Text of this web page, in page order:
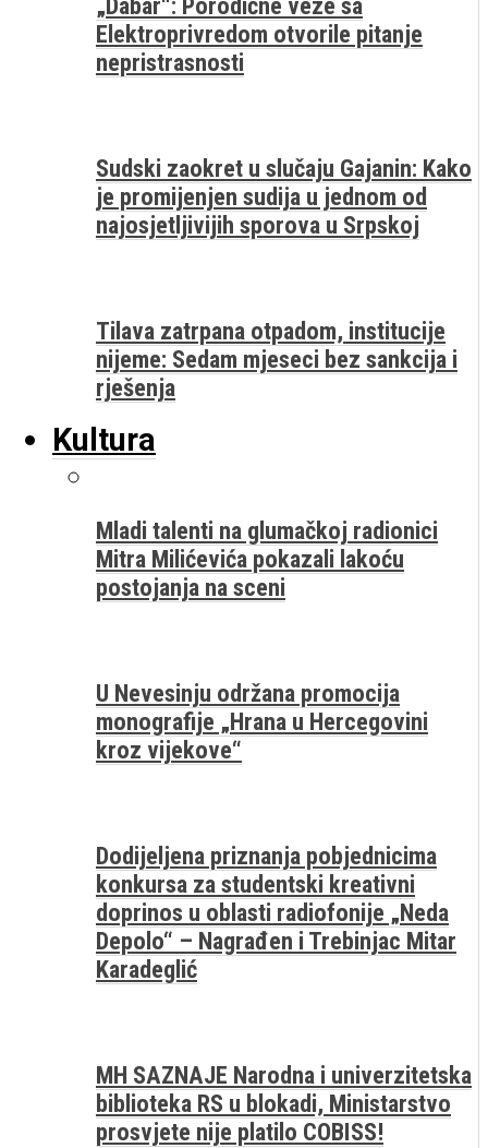
Elektroprivredom otvorile pitanje
nepristrasnosti
Sudski zaokret u slučaju Gajanin: Kako
je promijenjen sudija u jednom od
najosjetljivijih sporova u Srpskoj
Tilava zatrpana otpadom, institucije
nijeme: Sedam mjeseci bez sankcija i
rješenja
Kultura
Mladi talenti na glumačkoj radionici
Mitra Milićevića pokazali lakoću
postojanja na sceni
U Nevesinju održana promocija
monografije „Hrana u Hercegovini
kroz vijekove“
Dodijeljena priznanja pobjednicima
konkursa za studentski kreativni
doprinos u oblasti radiofonije „Neda
Depolo“ – Nagrađen i Trebinjac Mitar
Karadeglić
MH SAZNAJE Narodna i univerzitetska
biblioteka RS u blokadi, Ministarstvo
prosvjete nije platilo COBISS!